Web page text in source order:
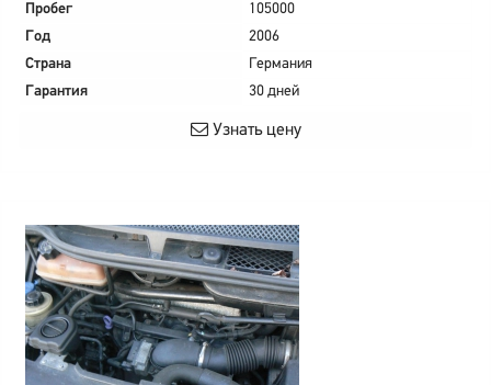
Пробег
105000
Год
2006
Страна
Германия
Гарантия
30 дней
Узнать цену